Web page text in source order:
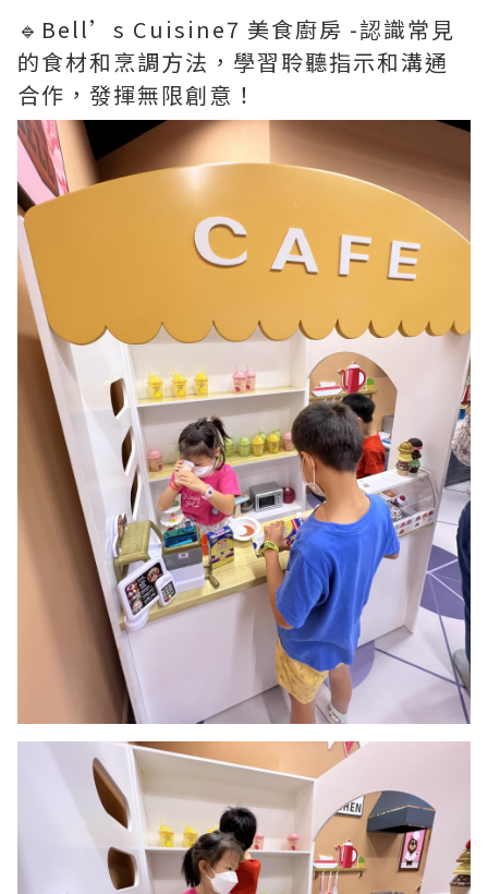
🔹Bell’s Cuisine7 美食廚房 -認識常見
的食材和烹調方法，學習聆聽指示和溝通
合作，發揮無限創意！